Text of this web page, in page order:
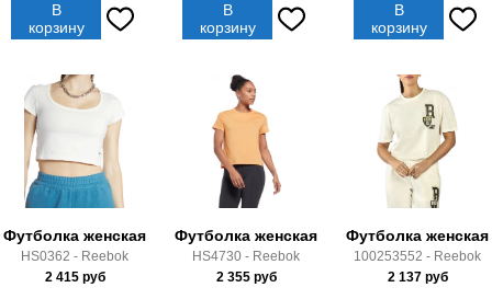
В
корзину
В
корзину
В
корзину
Футболка женская
HS0362 - Reebok
2 415руб
Футболка женская
HS4730 - Reebok
2 355руб
Футболка женская
100253552 - Reebok
2 137руб